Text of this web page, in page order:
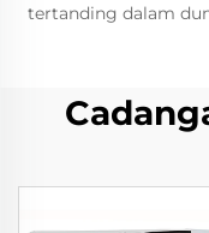
tertanding dalam